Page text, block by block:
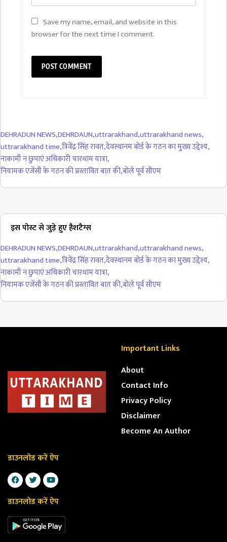
Save my name, email, and website in this
browser for the next time I comment.
DEHRADUN NEWS,DEHRDAUN,uttrarakhand,uttrarakhand news,
uttrarakhand time,त्रिवेंद्र सिंह रावत,देवस्थानम बोर्ड के गठन का मुख्य उद्देश्य,
नाकामी न छुपाएं अधिकारी चारधाम यात्रा,
नियामक एजेंसी के गठन की प्रस्तावित बात की,बोले पूर्व सीएम
इस पोस्ट से जुड़े हुए हैशटैग्स
DEHRADUN NEWS,DEHRDAUN,uttrarakhand,uttrarakhand news,
uttrarakhand time,त्रिवेंद्र सिंह रावत,देवस्थानम बोर्ड के गठन का मुख्य उद्देश्य,
नाकामी न छुपाएं अधिकारी चारधाम यात्रा,
नियामक एजेंसी के गठन की प्रस्तावित बात की,बोले पूर्व सीएम
Important Links
About
Contact Info
Privacy Policy
Disclaimer
Become An Author
डाउनलोड करें ऐप
डाउनलोड करें ऐप